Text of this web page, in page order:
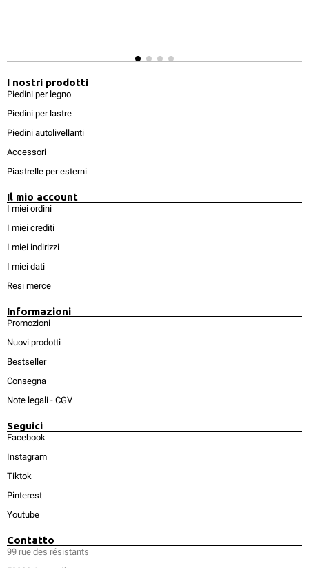
I nostri prodotti
Piedini per legno
Piedini per lastre
Piedini autolivellanti
Accessori
Piastrelle per esterni
Il mio account
I miei ordini
I miei crediti
I miei indirizzi
I miei dati
Resi merce
Informazioni
Promozioni
Nuovi prodotti
Bestseller
Consegna
Note legali - CGV
Seguici
Facebook
Instagram
Tiktok
Pinterest
Youtube
Contatto
99 rue des résistants